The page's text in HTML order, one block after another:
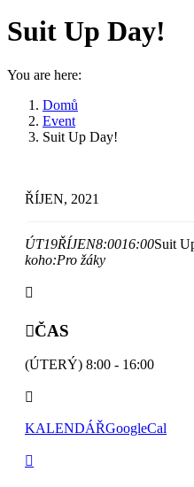
Suit Up Day!
You are here:
Domů
Event
Suit Up Day!
ŘÍJEN, 2021
ÚT19ŘÍJEN8:0016:00Suit
koho:Pro žáky
ČAS
(ÚTERÝ) 8:00 - 16:00
KALENDÁŘGoogleCal